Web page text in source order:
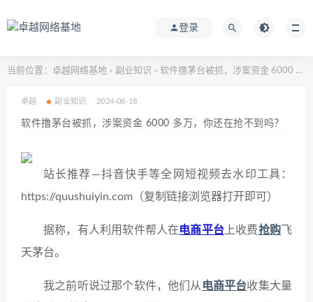
登录
当前位置： 卓越网络基地 > 副业知识 > 软件撸茅台被抓，涉案资金 6000 多万，你还在抢不到吗？
卓越 副业知识 2024-08-18
软件撸茅台被抓，涉案资金 6000 多万，你还在抢不到吗？
站长推荐—抖音快手等全网短视频去水印工具：
https://quushuiyin.com（复制链接浏览器打开即可）
据称，有人利用软件帮人在电商平台 上收费抢购 飞
天茅台。
我之前听说过那个软件，他们从 电商平台收集大量